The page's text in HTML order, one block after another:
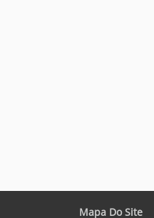
Mapa Do Site